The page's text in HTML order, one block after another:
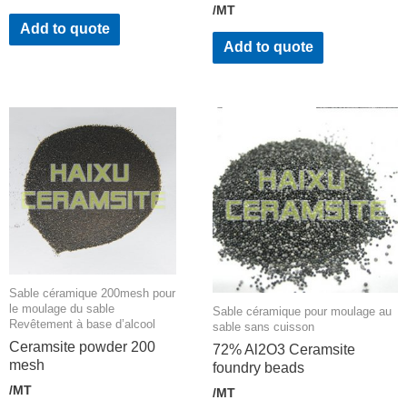
Add to quote
/MT
Add to quote
Sable céramique 200mesh pour
le moulage du sable
Revêtement à base d’alcool
Ceramsite powder 200
mesh
/MT
Sable céramique pour moulage au
sable sans cuisson
72% Al2O3 Ceramsite
foundry beads
/MT